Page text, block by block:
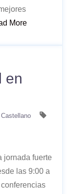
More
en
Castellano
jornada fuerte
las 9:00 a